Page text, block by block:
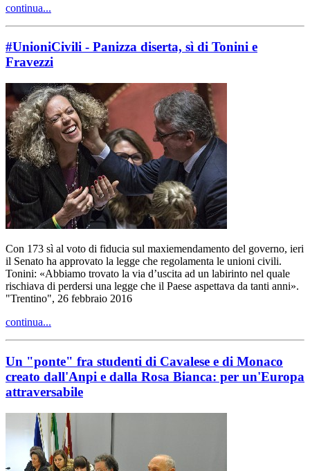
continua...
#UnioniCivili - Panizza diserta, sì di Tonini e
Fravezzi
Con 173 sì al voto di fiducia sul maxiemendamento del governo, ieri
il Senato ha approvato la legge che regolamenta le unioni civili.
Tonini: «Abbiamo trovato la via d’uscita ad un labirinto nel quale
rischiava di perdersi una legge che il Paese aspettava da tanti anni».
"Trentino", 26 febbraio 2016
continua...
Un "ponte" fra studenti di Cavalese e di Monaco
creato dall'Anpi e dalla Rosa Bianca: per un'Europa
attraversabile